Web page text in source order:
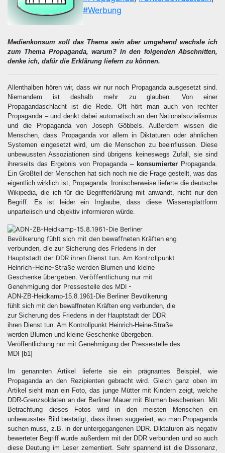
#Werbung
Medienkonsum soll das Thema sein aber umgehend wechsle ich
zum Thema Propaganda, warum? In den folgenden Abschnitten,
denke ich, dafür die Erklärung liefern zu können.
Allenthalben hören wir, dass wir nur noch Propaganda ausgesetzt sind.
Niemandem ist deshalb mehr zu glauben. Von einer
Propagandaschlacht ist die Rede. Oft hört man auch von rechter
Propaganda – und denkt dabei automatisch an den Nationalsozialismus
und die Propaganda von Joseph Göbbels. Außerdem wissen die
Menschen, dass Propaganda vor allem in Diktaturen oder ähnlichen
Systemen eingesetzt wird, um die Menschen zu beeinflussen. Diese
unbewussten Assoziationen sind übrigens keineswegs Zufall, sie sind
ihrerseits das Ergebnis von Propaganda – konsumierter Propaganda.
Ein Großteil der Menschen hat sich noch nie die Frage gestellt, was das
eigentlich wirklich ist, Propaganda. Ironischerweise lieferte die deutsche
Wikipedia, die ich für die Begrifferklärung mit anwandt, nicht nur den
Begriff. Es ist leider ein Irrglaube, dass diese Wissensplattform
unparteiisch und objektiv informieren würde.
ADN-ZB-Heidkamp-15.8.1961-Die Berliner Bevölkerung
fühlt sich mit den bewaffneten Kräften eng verbunden, die
zur Sicherung des Friedens in der Hauptstadt der DDR
ihren Dienst tun. Am Kontrollpunkt Heinrich-Heine-Straße
werden Blumen und kleine Geschenke übergeben.
Veröffentlichung nur mit Genehmigung der Pressestelle des
MDI [b1]
Im genannten Artikel lieferte sie ein prägnantes Beispiel, wie
Propaganda an den Rezipienten gebracht wird. Gleich ganz oben im
Artikel sieht man ein Foto, das junge Mütter mit Kindern zeigt, welche
DDR-Grenzsoldaten an der Berliner Mauer mit Blumen beschenken. Mit
Betrachtung dieses Fotos wird in den meisten Menschen ein
unbewusstes Bild bestätigt, dass ihnen suggeriert, wo man Propaganda
suchen muss, z.B. in der untergegangenen DDR. Diktaturen als negativ
bewerteter Begriff wurde außerdem mit der DDR verbunden und so auch
diese Deutung im Leser zementiert. Sehr spannend ist die Dissonanz,